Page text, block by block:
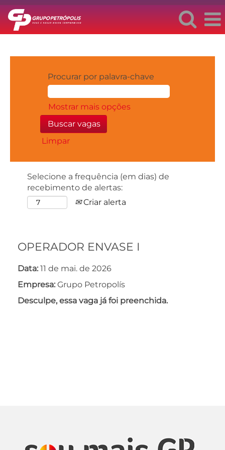
Procurar por palavra-chave
Mostrar mais opções
Limpar
Selecione a frequência (em dias) de
recebimento de alertas:
Criar alerta
OPERADOR ENVASE I
Data: 11 de mai. de 2026
Empresa: Grupo Petropolís
Desculpe, essa vaga já foi preenchida.